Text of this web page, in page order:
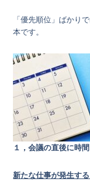
「優先順位」ばかり
本です。
１，会議の直後に時
新たな仕事が発生す